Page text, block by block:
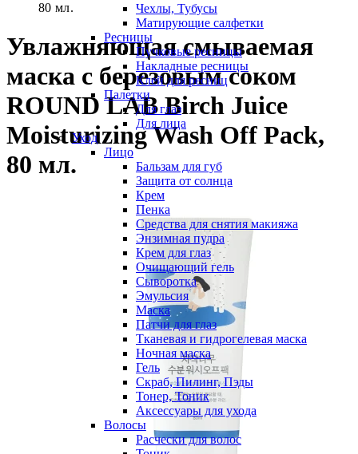
Чехлы, Тубусы
Матирующие салфетки
Ресницы
Пучковые ресницы
Накладные ресницы
Клей для ресниц
Палетки
Для глаз
Для лица
Уход
Лицо
Бальзам для губ
Защита от солнца
Крем
Пенка
Средства для снятия макияжа
Энзимная пудра
Крем для глаз
Очищающий гель
Сыворотка
Эмульсия
Маска
Патчи для глаз
Тканевая и гидрогелевая маска
Ночная маска
Гель
Скраб, Пилинг, Пэды
Тонер, Тоник
Аксессуары для ухода
Волосы
Расчески для волос
80 мл.
Увлажняющая смываемая
маска с березовым соком
ROUND LAB Birch Juice
Moisturizing Wash Off Pack,
80 мл.